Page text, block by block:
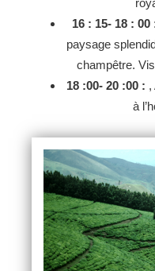
16 : 15- 18 : 00
paysage
champêtre.
18 :00- 20 :00 : ,
à